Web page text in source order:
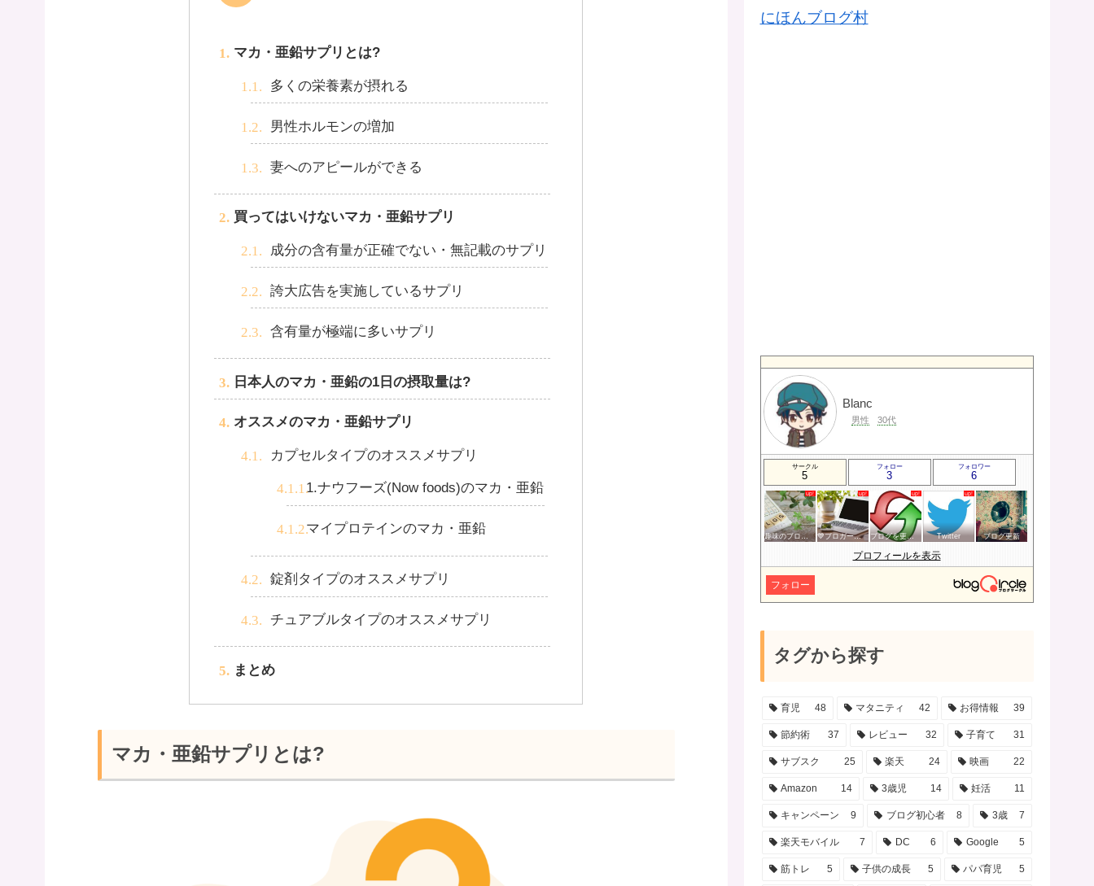
マカ・亜鉛サプリとは?
多くの栄養素が摂れる
男性ホルモンの増加
妻へのアピールができる
買ってはいけないマカ・亜鉛サプリ
成分の含有量が正確でない・無記載のサプリ
誇大広告を実施しているサプリ
含有量が極端に多いサプリ
日本人のマカ・亜鉛の1日の摂取量は?
オススメのマカ・亜鉛サプリ
カプセルタイプのオススメサプリ
1.ナウフーズ(Now foods)のマカ・亜鉛
マイプロテインのマカ・亜鉛
錠剤タイプのオススメサプリ
チュアブルタイプのオススメサプリ
まとめ
マカ・亜鉛サプリとは?
にほんブログ村
Blanc
男性 30代
サークル
5
フォロー
3
フォロワー
6
趣味のブログを楽しむ会 💙ブロガー応援&更新報告♪💙 ブログを更新したらここで報告 Twitter ブログ更新
プロフィールを表示
フォロー
タグから探す
育児 48 マタニティ 42 お得情報 39
節約術 37 レビュー 32 子育て 31
サブスク 25 楽天 24 映画 22
Amazon 14 3歳児 14 妊活 11
キャンペーン 9 ブログ初心者 8 3歳 7
楽天モバイル 7 DC 6 Google 5
筋トレ 5 子供の成長 5 パパ育児 5